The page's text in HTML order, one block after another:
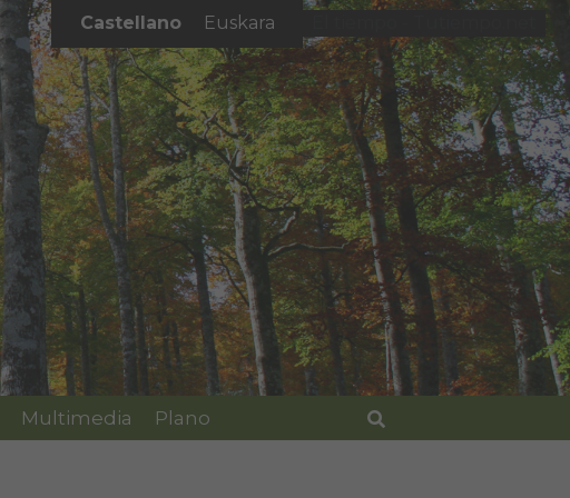
Castellano Euskara
Multimedia Plano
Buscar